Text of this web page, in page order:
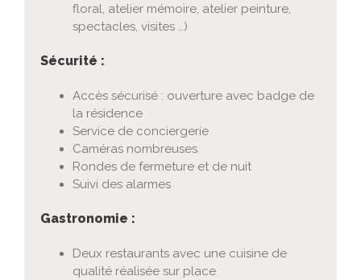
floral, atelier mémoire, atelier peinture,
spectacles, visites …)
Sécurité :
Accès sécurisé : ouverture avec badge de
la résidence
Service de conciergerie
Caméras nombreuses
Rondes de fermeture et de nuit
Suivi des alarmes
Gastronomie :
Deux restaurants avec une cuisine de
qualité réalisée sur place